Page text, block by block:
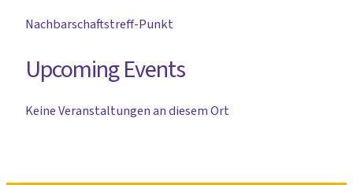
Nachbarschaftstreff-Punkt
Upcoming Events
Keine Veranstaltungen an diesem Ort